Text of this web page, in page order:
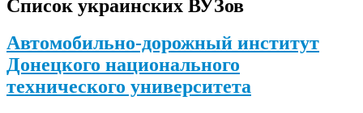
Список украинских ВУЗов
Автомобильно-дорожный институт
Донецкого национального
технического университета